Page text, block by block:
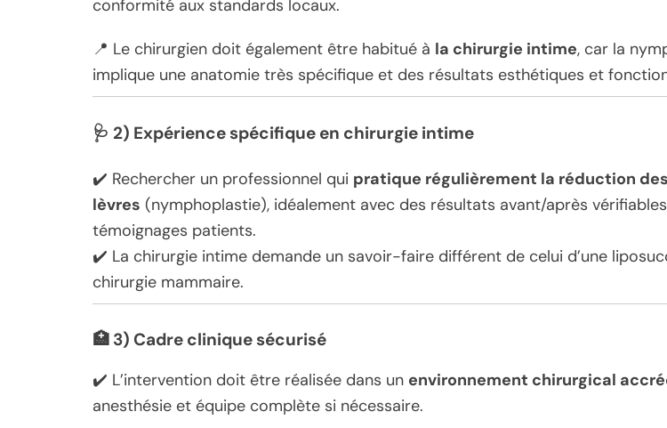
conformité aux standards locaux.
📍 Le chirurgien doit également être habitué à la chirurgie intime, car la
implique une anatomie très spécifique et des résultats esthétiques et
🩺 2) Expérience spécifique en chirurgie intime
✔️ Rechercher un professionnel qui pratique régulièrement la réduction
lèvres (nymphoplastie), idéalement avec des résultats avant/après
témoignages patients.
✔️ La chirurgie intime demande un savoir-faire différent de celui d’une
chirurgie mammaire.
🏥 3) Cadre clinique sécurisé
✔️ L’intervention doit être réalisée dans un environnement chirurgical
anesthésie et équipe complète si nécessaire.